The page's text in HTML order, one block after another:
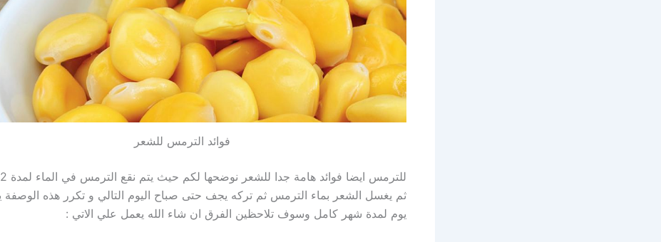
فوائد الترمس للشعر
ثم يغسل الشعر بماء الترمس ثم تركه يجف حتى صباح اليوم التالي و تكرر هذه الوصفة
يوم لمدة شهر كامل وسوف تلاحظين الفرق ان شاء الله يعمل علي الاتي :